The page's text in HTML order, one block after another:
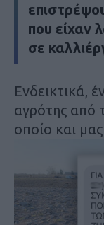
που είχαν
σε
Ενδεικτικά,
αγρότης από
οποίο και